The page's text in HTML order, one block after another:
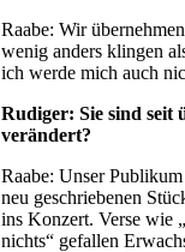
Raabe: Wir
wenig anders klingen
ich werde mich auch
Rudiger: Sie sind seit
verändert?
Raabe: Unser
neu geschriebenen
ins Konzert. Verse wie
nichts“ gefallen